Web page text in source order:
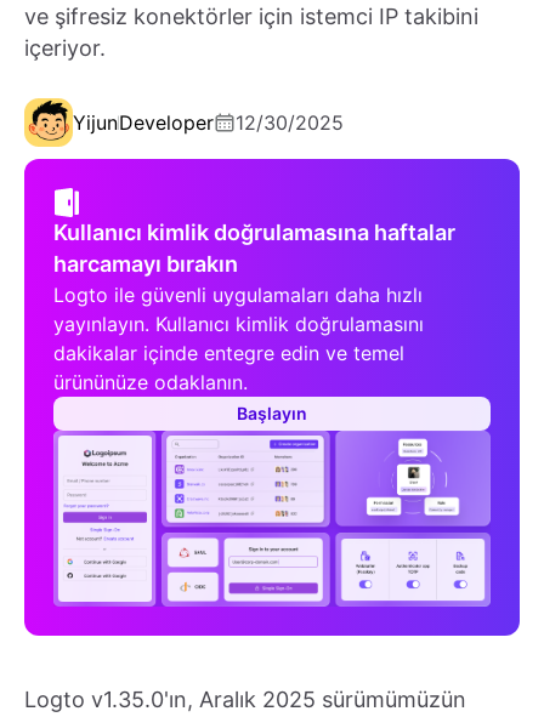
ve şifresiz konektörler için istemci IP takibini
içeriyor.
YijunDeveloper 12/30/2025
Kullanıcı kimlik doğrulamasına haftalar
harcamayı bırakın
Logto ile güvenli uygulamaları daha hızlı
yayınlayın. Kullanıcı kimlik doğrulamasını
dakikalar içinde entegre edin ve temel
ürününüze odaklanın.
Başlayın
Logto v1.35.0'ın, Aralık 2025 sürümümüzün